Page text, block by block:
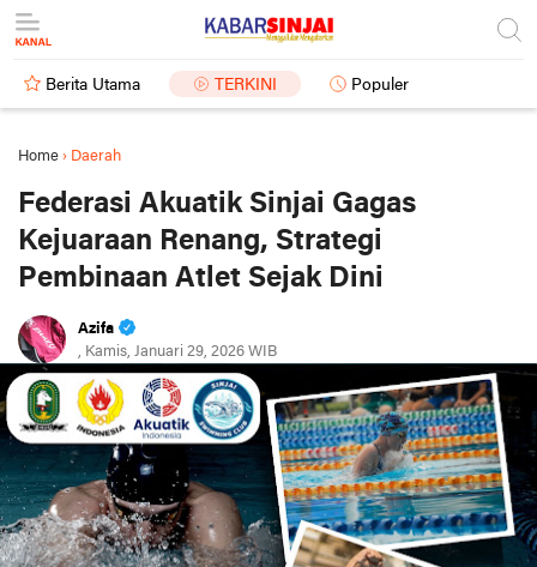
Berita Utama TERKINI Populer
Home › Daerah
Federasi Akuatik Sinjai Gagas
Kejuaraan Renang, Strategi
Pembinaan Atlet Sejak Dini
Azifa
, Kamis, Januari 29, 2026 WIB